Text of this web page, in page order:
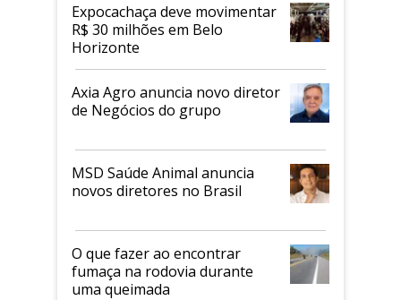
Expocachaça deve movimentar
R$ 30 milhões em Belo
Horizonte
Axia Agro anuncia novo diretor
de Negócios do grupo
MSD Saúde Animal anuncia
novos diretores no Brasil
O que fazer ao encontrar
fumaça na rodovia durante
uma queimada